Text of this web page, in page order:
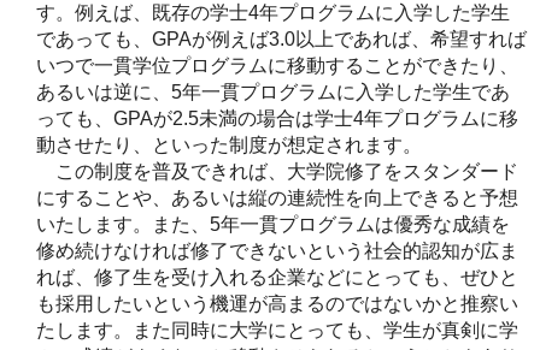
す。例えば、既存の学士4年プログラムに入学した学生
であっても、GPAが例えば3.0以上であれば、希望すれば
いつで一貫学位プログラムに移動することができたり、
あるいは逆に、5年一貫プログラムに入学した学生であ
っても、GPAが2.5未満の場合は学士4年プログラムに移
動させたり、といった制度が想定されます。
この制度を普及できれば、大学院修了をスタンダード
にすることや、あるいは縦の連続性を向上できると予想
いたします。また、5年一貫プログラムは優秀な成績を
修め続けなければ修了できないという社会的認知が広ま
れば、修了生を受け入れる企業などにとっても、ぜひと
も採用したいという機運が高まるのではないかと推察い
たします。また同時に大学にとっても、学生が真剣に学